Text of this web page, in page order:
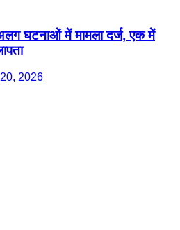
घटनाओं में मामला दर्ज, एक में
2026